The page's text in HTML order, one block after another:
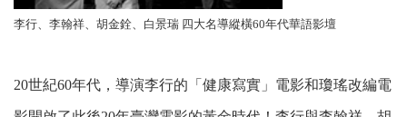
李行、李翰祥、胡金銓、白景瑞 四大名導縱橫60年代華語影壇
20世紀60年代，導演李行的「健康寫實」電影和瓊瑤改編電